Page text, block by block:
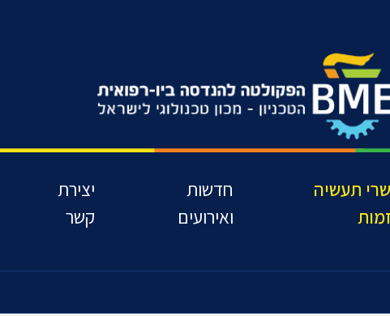
תעשיה
חדשות
ואירועים
יצירת
קשר